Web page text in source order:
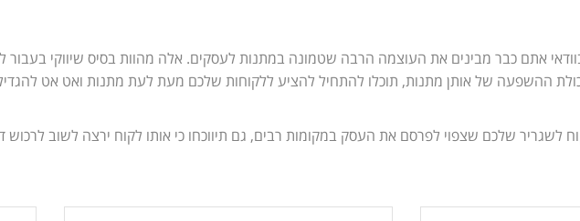
בוודאי אתם כבר מבינים את העוצמה הרבה שטמונה במתנות לעסקים. אלה מהוות בסיס שיווקי
ההשפעה של אותן מתנות, תוכלו להתחיל להציע ללקוחות שלכם מעת לעת מתנות ואט אט
שלכם שצפוי לפרסם את העסק במקומות רבים, גם תיווכחו כי אותו לקוח ירצה לשוב לרכוש